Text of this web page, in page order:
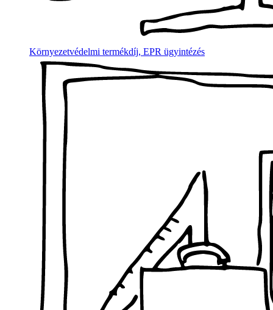
Környezetvédelmi termékdíj, EPR ügyintézés